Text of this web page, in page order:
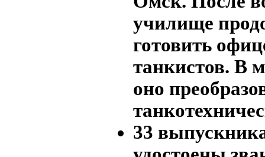
училище
готовить
танкистов. В
оно
33